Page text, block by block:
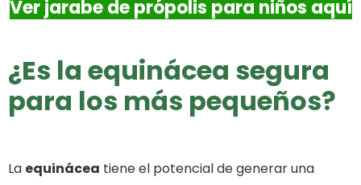
Ver jarabe de própolis para niños aquí
¿Es la equinácea segura
para los más pequeños?
La equinácea tiene el potencial de generar una